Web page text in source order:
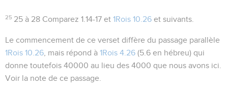
25 25 à 28 Comparez1.14-17 et1Rois 10.26 et suivants.
Le commencement de ce verset diffère du passage parallèle
1Rois 10.26 , mais répond à 1Rois 4.26 (5.6 en hébreu) qui
donne toutefois 40000 au lieu des 4000 que nous avons ici.
Voir la note de ce passage.